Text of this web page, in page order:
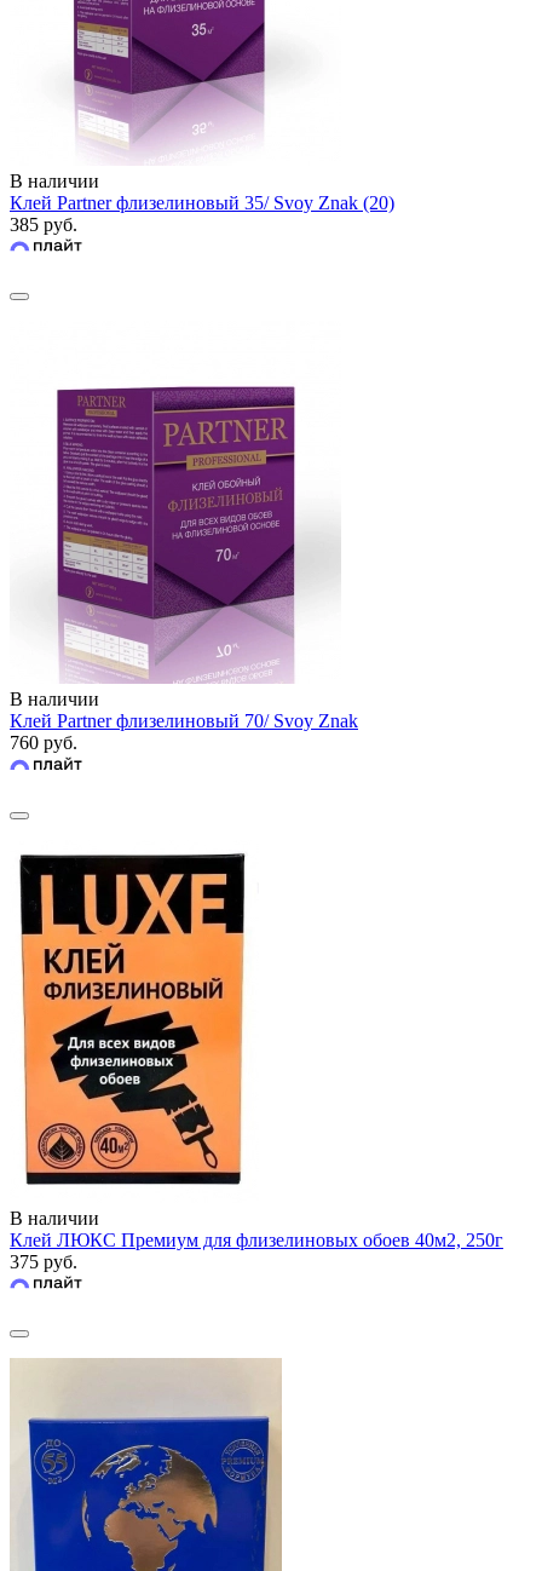
В наличии
Клей Partner флизелиновый 35/ Svoy Znak (20)
385 руб.
В наличии
Клей Partner флизелиновый 70/ Svoy Znak
760 руб.
В наличии
Клей ЛЮКС Премиум для флизелиновых обоев 40м2, 250г
375 руб.